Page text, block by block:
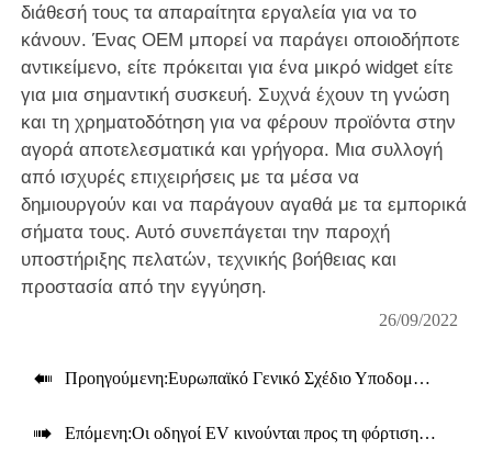
διάθεσή τους τα απαραίτητα εργαλεία για να το
κάνουν. Ένας OEM μπορεί να παράγει οποιοδήποτε
αντικείμενο, είτε πρόκειται για ένα μικρό widget είτε
για μια σημαντική συσκευή. Συχνά έχουν τη γνώση
και τη χρηματοδότηση για να φέρουν προϊόντα στην
αγορά αποτελεσματικά και γρήγορα. Μια συλλογή
από ισχυρές επιχειρήσεις με τα μέσα να
δημιουργούν και να παράγουν αγαθά με τα εμπορικά
σήματα τους. Αυτό συνεπάγεται την παροχή
υποστήριξης πελατών, τεχνικής βοήθειας και
προστασία από την εγγύηση.
26/09/2022
 Προηγούμενη:Ευρωπαϊκό Γενικό Σχέδιο Υποδομής Φόρτισης Ηλεκτρικών Οχημάτων
 Επόμενη:Οι οδηγοί EV κινούνται προς τη φόρτιση στο δρόμο